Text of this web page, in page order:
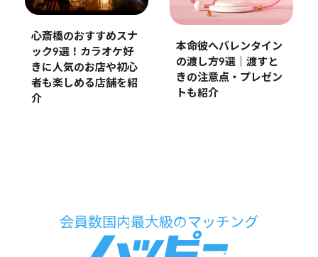
心斎橋のおすすめスナ
ック9選！カラオケ好
きに人気のお店や初心
者も楽しめる店舗を紹
介
本命彼へバレンタイン
の渡し方9選｜渡すと
きの注意点・プレゼン
トも紹介